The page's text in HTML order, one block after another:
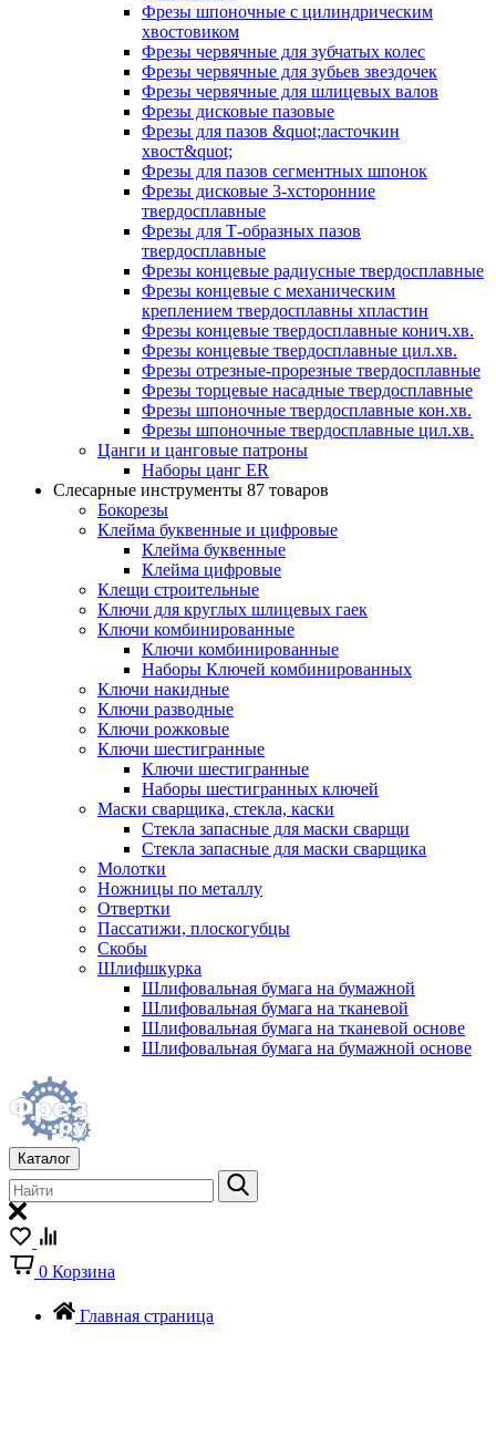
Фрезы шпоночные с цилиндрическим
хвостовиком
Фрезы червячные для зубчатых колес
Фрезы червячные для зубьев звездочек
Фрезы червячные для шлицевых валов
Фрезы дисковые пазовые
Фрезы для пазов &quot;ласточкин
хвост&quot;
Фрезы для пазов сегментных шпонок
Фрезы дисковые 3-хсторонние
твердосплавные
Фрезы для Т-образных пазов
твердосплавные
Фрезы концевые радиусные твердосплавные
Фрезы концевые с механическим
креплением твердосплавны хпластин
Фрезы концевые твердосплавные конич.хв.
Фрезы концевые твердосплавные цил.хв.
Фрезы отрезные-прорезные твердосплавные
Фрезы торцевые насадные твердосплавные
Фрезы шпоночные твердосплавные кон.хв.
Фрезы шпоночные твердосплавные цил.хв.
Цанги и цанговые патроны
Наборы цанг ER
Слесарные инструменты 87 товаров
Бокорезы
Клейма буквенные и цифровые
Клейма буквенные
Клейма цифровые
Клещи строительные
Ключи для круглых шлицевых гаек
Ключи комбинированные
Ключи комбинированные
Наборы Ключей комбинированных
Ключи накидные
Ключи разводные
Ключи рожковые
Ключи шестигранные
Ключи шестигранные
Наборы шестигранных ключей
Маски сварщика, стекла, каски
Стекла запасные для маски сварщи
Стекла запасные для маски сварщика
Молотки
Ножницы по металлу
Отвертки
Пассатижи, плоскогубцы
Скобы
Шлифшкурка
Шлифовальная бумага на бумажной
Шлифовальная бумага на тканевой
Шлифовальная бумага на тканевой основе
Шлифовальная бумага на бумажной основе
Каталог
0 Корзина
Главная страница